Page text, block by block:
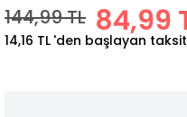
144,99 TL 84,99
14,16 TL 'den başlayan